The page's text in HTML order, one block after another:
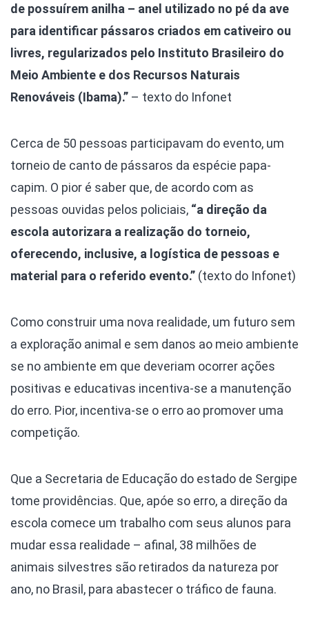
de possuírem anilha – anel utilizado no pé da ave
para identificar pássaros criados em cativeiro ou
livres, regularizados pelo Instituto Brasileiro do
Meio Ambiente e dos Recursos Naturais
Renováveis (Ibama).” – texto do Infonet
Cerca de 50 pessoas participavam do evento, um
torneio de canto de pássaros da espécie papa-
capim. O pior é saber que, de acordo com as
pessoas ouvidas pelos policiais, “a direção da
escola autorizara a realização do torneio,
oferecendo, inclusive, a logística de pessoas e
material para o referido evento.” (texto do Infonet)
Como construir uma nova realidade, um futuro sem
a exploração animal e sem danos ao meio ambiente
se no ambiente em que deveriam ocorrer ações
positivas e educativas incentiva-se a manutenção
do erro. Pior, incentiva-se o erro ao promover uma
competição.
Que a Secretaria de Educação do estado de Sergipe
tome providências. Que, apóe so erro, a direção da
escola comece um trabalho com seus alunos para
mudar essa realidade – afinal, 38 milhões de
animais silvestres são retirados da natureza por
ano, no Brasil, para abastecer o tráfico de fauna.